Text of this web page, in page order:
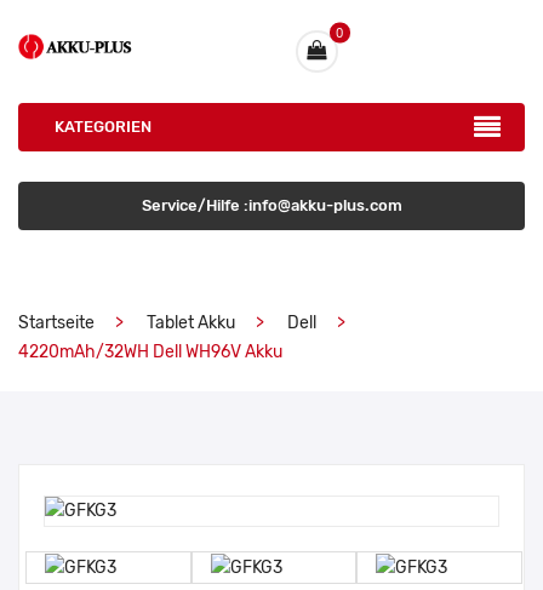
0
KATEGORIEN
Service/Hilfe :info@akku-plus.com
Startseite Tablet Akku
Dell
4220mAh/32WH Dell WH96V Akku